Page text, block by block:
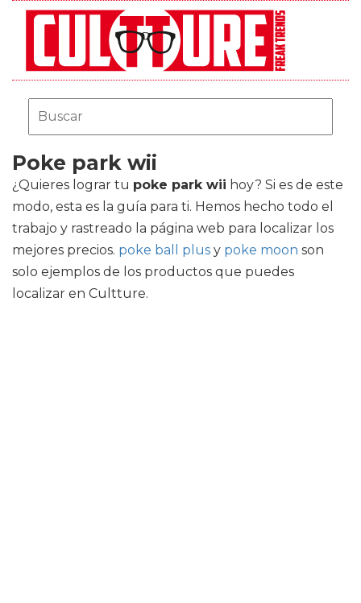
Poke park wii
¿Quieres lograr tu poke park wii hoy? Si es de este
modo, esta es la guía para ti. Hemos hecho todo el
trabajo y rastreado la página web para localizar los
mejores precios. poke ball plus y poke moon son
solo ejemplos de los productos que puedes
localizar en Cultture.